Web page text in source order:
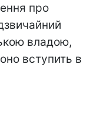
про
владою,
вступить в